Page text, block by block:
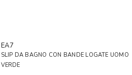
EA7
SLIP DA BAGNO CON BANDE LOGATE UOMO
VERDE